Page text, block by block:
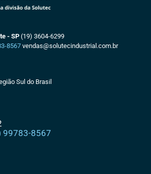
- SP (19) 3604-6299
8567 vendas@solutecindustrial.com.br
Sul do Brasil
99783-8567